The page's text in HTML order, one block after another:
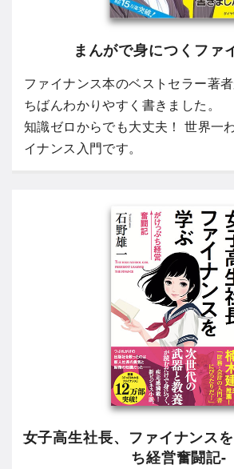
まんがで身につくファ
ファイナンス本のベストセラー著
ちばんわかりやすく書きました。
知識ゼロからでも大丈夫！ 世界一
イナンス入門です。
女子高生社長、ファイナンス
ち経営奮闘記-